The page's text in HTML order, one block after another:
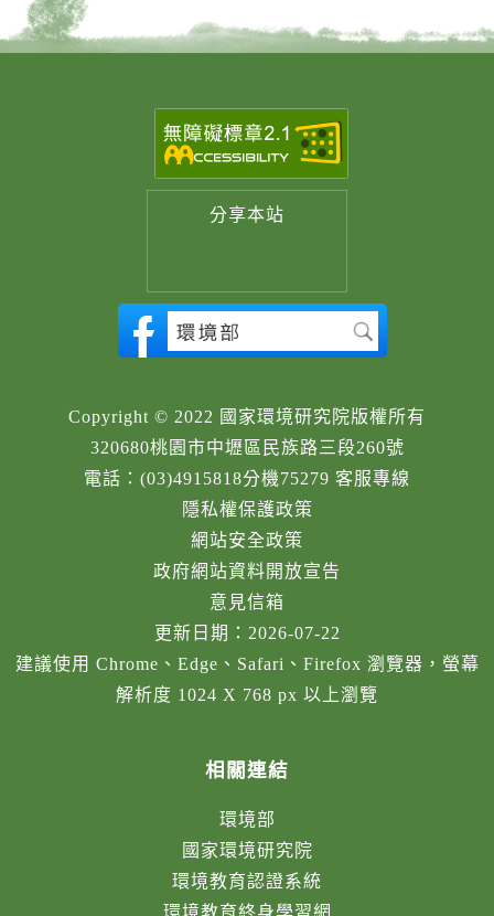
分享本站
Copyright © 2022 國家環境研究院版權所有
320680桃園市中壢區民族路三段260號
電話：(03)4915818分機75279 客服專線
隱私權保護政策
網站安全政策
政府網站資料開放宣告
意見信箱
更新日期：2026-07-22
建議使用 Chrome、Edge、Safari、Firefox 瀏覽器，螢幕
解析度 1024 X 768 px 以上瀏覽
相關連結
環境部
國家環境研究院
環境教育認證系統